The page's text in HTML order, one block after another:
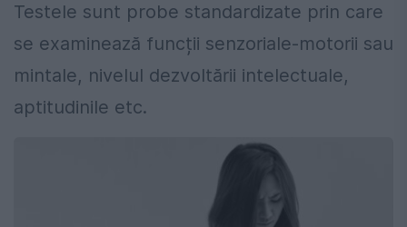
Zilei
Testele sunt probe standardizate prin care
se examinează funcții senzoriale-motorii sau
mintale, nivelul dezvoltării intelectuale,
aptitudinile etc.